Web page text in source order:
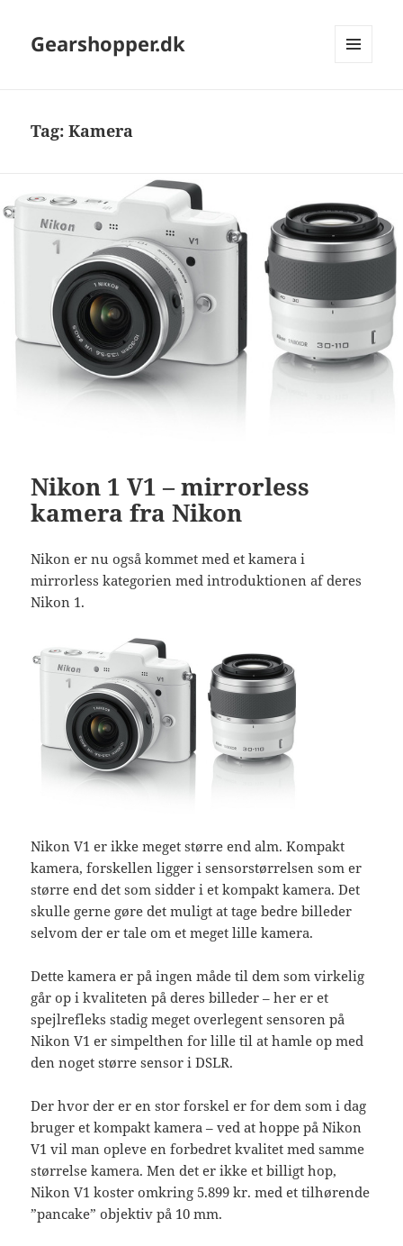
Gearshopper.dk
Tag:Kamera
Nikon 1 V1 – mirrorless
kamera fra Nikon
Nikon er nu også kommet med et kamera i
mirrorless kategorien med introduktionen af deres
Nikon 1.
Nikon V1 er ikke meget større end alm. Kompakt
kamera, forskellen ligger i sensorstørrelsen som er
større end det som sidder i et kompakt kamera. Det
skulle gerne gøre det muligt at tage bedre billeder
selvom der er tale om et meget lille kamera.
Dette kamera er på ingen måde til dem som virkelig
går op i kvaliteten på deres billeder – her er et
spejlrefleks stadig meget overlegent sensoren på
Nikon V1 er simpelthen for lille til at hamle op med
den noget større sensor i DSLR.
Der hvor der er en stor forskel er for dem som i dag
bruger et kompakt kamera – ved at hoppe på Nikon
V1 vil man opleve en forbedret kvalitet med samme
størrelse kamera. Men det er ikke et billigt hop,
Nikon V1 koster omkring 5.899 kr. med et tilhørende
”pancake” objektiv på 10 mm.